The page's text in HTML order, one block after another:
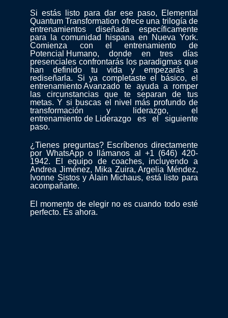
Si estás listo para dar ese paso, Elemental
Quantum Transformation ofrece una trilogía de
entrenamientos diseñada específicamente
para la comunidad hispana en Nueva York.
Comienza con el entrenamiento de
Potencial Humano, donde en tres días
presenciales confrontarás los paradigmas que
han definido tu vida y empezarás a
rediseñarla. Si ya completaste el básico, el
entrenamiento Avanzado te ayuda a romper
las circunstancias que te separan de tus
metas. Y si buscas el nivel más profundo de
transformación y liderazgo, el
entrenamiento de Liderazgo es el siguiente
paso.
¿Tienes preguntas? Escríbenos directamente
por WhatsAppo llámanos al +1 (646) 420-
1942. El equipo de coaches, incluyendo a
Andrea Jiménez, Mika Zuira, Argelia Méndez,
Ivonne Sistos y Alain Michaus, está listo para
acompañarte.
El momento de elegir no es cuando todo esté
perfecto. Es ahora.